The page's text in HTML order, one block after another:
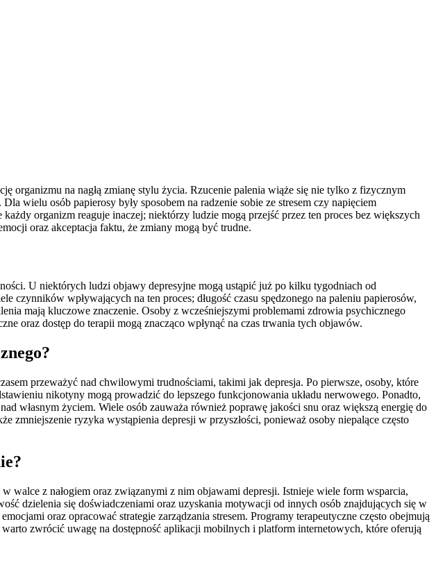
organizmu na nagłą zmianę stylu życia. Rzucenie palenia wiąże się nie tylko z fizycznym
wielu osób papierosy były sposobem na radzenie sobie ze stresem czy napięciem
organizm reaguje inaczej; niektórzy ludzie mogą przejść przez ten proces bez większych
oraz akceptacja faktu, że zmiany mogą być trudne.
U niektórych ludzi objawy depresyjne mogą ustąpić już po kilku tygodniach od
czynników wpływających na ten proces; długość czasu spędzonego na paleniu papierosów,
mają kluczowe znaczenie. Osoby z wcześniejszymi problemami zdrowia psychicznego
oraz dostęp do terapii mogą znacząco wpłynąć na czas trwania tych objawów.
przeważyć nad chwilowymi trudnościami, takimi jak depresja. Po pierwsze, osoby, które
nikotyny mogą prowadzić do lepszego funkcjonowania układu nerwowego. Ponadto,
własnym życiem. Wiele osób zauważa również poprawę jakości snu oraz większą energię do
ryzyka wystąpienia depresji w przyszłości, ponieważ osoby niepalące często
walce z nałogiem oraz związanymi z nim objawami depresji. Istnieje wiele form wsparcia,
dzielenia się doświadczeniami oraz uzyskania motywacji od innych osób znajdujących się w
oraz opracować strategie zarządzania stresem. Programy terapeutyczne często obejmują
zwrócić uwagę na dostępność aplikacji mobilnych i platform internetowych, które oferują